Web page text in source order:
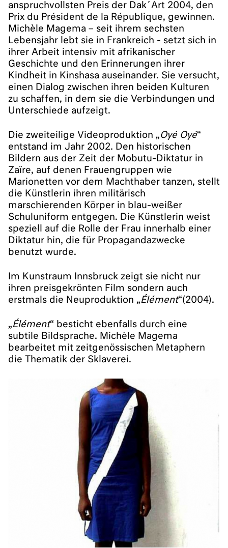
anspruchvollsten Preis der Dak´Art 2004, den
Prix du Président de la République, gewinnen.
Michèle Magema – seit ihrem sechsten
Lebensjahr lebt sie in Frankreich - setzt sich in
ihrer Arbeit intensiv mit afrikanischer
Geschichte und den Erinnerungen ihrer
Kindheit in Kinshasa auseinander. Sie versucht,
einen Dialog zwischen ihren beiden Kulturen
zu schaffen, in dem sie die Verbindungen und
Unterschiede aufzeigt.
Die zweiteilige Videoproduktion „Oyé Oyé“
entstand im Jahr 2002. Den historischen
Bildern aus der Zeit der Mobutu-Diktatur in
Zaïre, auf denen Frauengruppen wie
Marionetten vor dem Machthaber tanzen, stellt
die Künstlerin ihren militärisch
marschierenden Körper in blau-weißer
Schuluniform entgegen. Die Künstlerin weist
speziell auf die Rolle der Frau innerhalb einer
Diktatur hin, die für Propagandazwecke
benutzt wurde.
Im Kunstraum Innsbruck zeigt sie nicht nur
ihren preisgekrönten Film sondern auch
erstmals die Neuproduktion „Élément“(2004).
„Élément“ besticht ebenfalls durch eine
subtile Bildsprache. Michèle Magema
bearbeitet mit zeitgenössischen Metaphern
die Thematik der Sklaverei.